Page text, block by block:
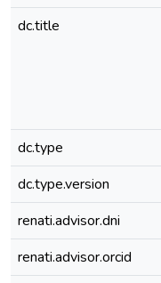
dc.title
dc.type
dc.type.version
renati.advisor.dni
renati.advisor.orcid